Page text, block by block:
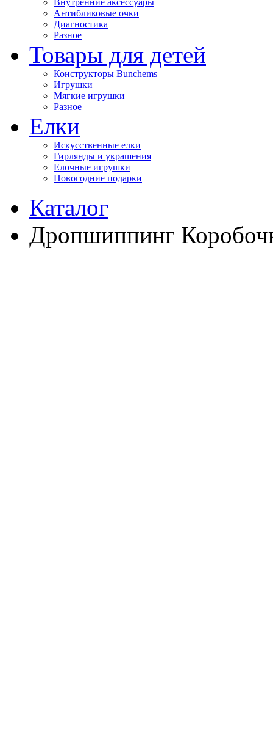
Антибликовые очки
Диагностика
Разное
Товары для детей
Конструкторы Bunchems
Игрушки
Мягкие игрушки
Разное
Елки
Искусственные елки
Гирлянды и украшения
Елочные игрушки
Новогодние подарки
Каталог
Дропшиппинг